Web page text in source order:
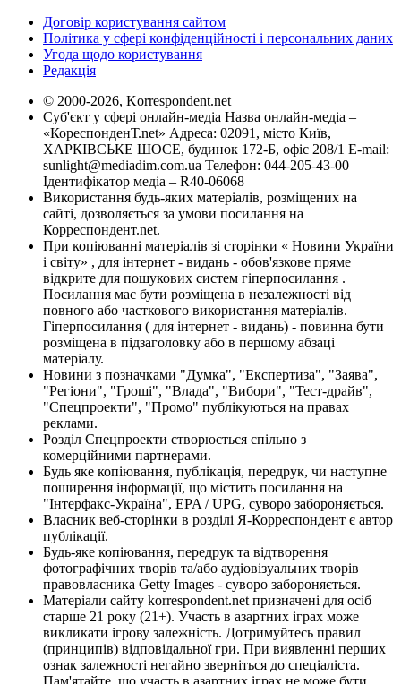
Договір користування сайтом
Політика у сфері конфіденційності і персональних даних
Угода щодо користування
Редакція
© 2000-2026, Korrespondent.net
Суб'єкт у сфері онлайн-медіа Назва онлайн-медіа –
«КореспонденТ.net» Адреса: 02091, місто Київ,
ХАРКІВСЬКЕ ШОСЕ, будинок 172-Б, офіс 208/1 E-mail:
sunlight@mediadim.com.ua Телефон: 044-205-43-00
Ідентифікатор медіа – R40-06068
Використання будь-яких матеріалів, розміщених на
сайті, дозволяється за умови посилання на
Корреспондент.net.
При копіюванні матеріалів зі сторінки « Новини України
і світу» , для інтернет - видань - обов'язкове пряме
відкрите для пошукових систем гіперпосилання .
Посилання має бути розміщена в незалежності від
повного або часткового використання матеріалів.
Гіперпосилання ( для інтернет - видань) - повинна бути
розміщена в підзаголовку або в першому абзаці
матеріалу.
Новини з позначками "Думка", "Експертиза", "Заява",
"Регіони", "Гроші", "Влада", "Вибори", "Тест-драйв",
"Спецпроекти", "Промо" публікуються на правах
реклами.
Розділ Спецпроекти створюється спільно з
комерційними партнерами.
Будь яке копіювання, публікація, передрук, чи наступне
поширення інформації, що містить посилання на
"Інтерфакс-Україна", EPA / UPG, суворо забороняється.
Власник веб-сторінки в розділі Я-Корреспондент є автор
публікації.
Будь-яке копіювання, передрук та відтворення
фотографічних творів та/або аудіовізуальних творів
правовласника Getty Images - суворо забороняється.
Матеріали сайту korrespondent.net призначені для осіб
старше 21 року (21+). Участь в азартних іграх може
викликати ігрову залежність. Дотримуйтесь правил
(принципів) відповідальної гри. При виявленні перших
ознак залежності негайно зверніться до спеціаліста.
Пам'ятайте, що участь в азартних іграх не може бути